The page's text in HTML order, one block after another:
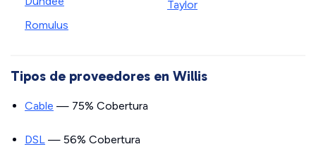
Romulus
Taylor
Tipos de proveedores en Willis
Cable — 75% Cobertura
DSL — 56% Cobertura